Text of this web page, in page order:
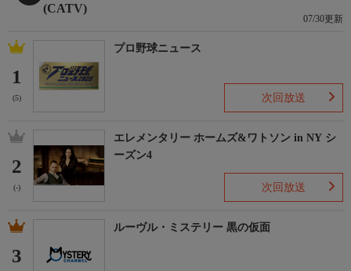
(CATV)
07/30更新
1
(5)
プロ野球ニュース
次回放送
2
(-)
エレメンタリー ホームズ&ワトソン in NY シ
ーズン4
次回放送
3
ルーヴル・ミステリー 黒の仮面